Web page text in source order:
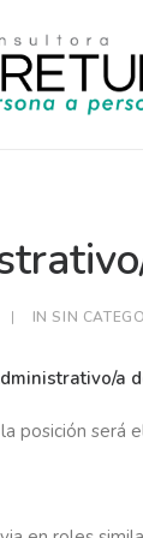
| IN SIN
a
posición será